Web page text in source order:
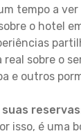
tempo a
o hotel
sobre o
e outros
isso, é uma